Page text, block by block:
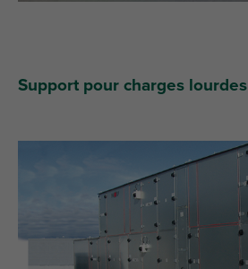
Support pour charges lourdes